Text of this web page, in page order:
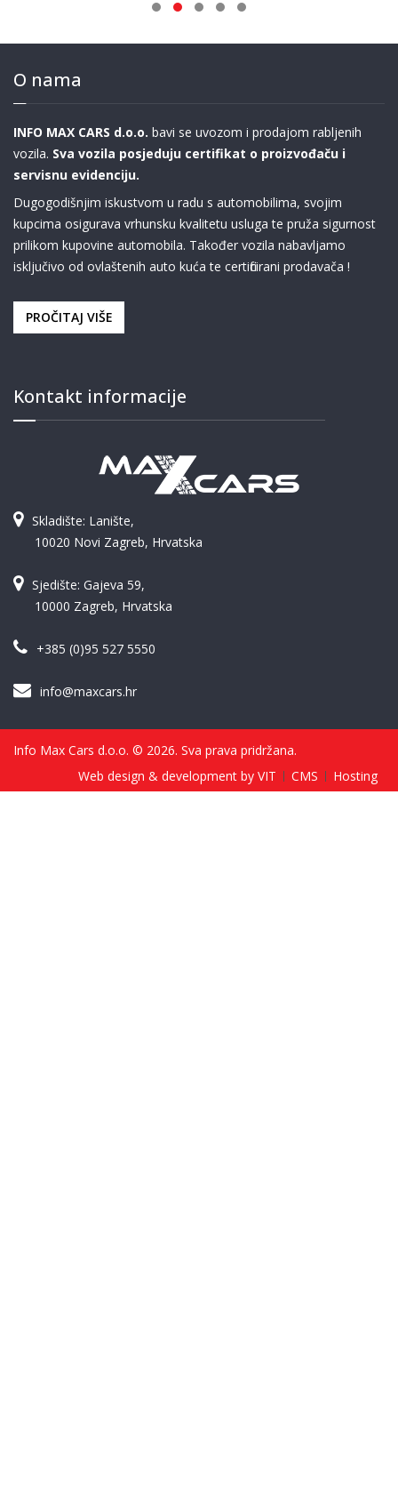
O nama
INFO MAX CARS d.o.o. bavi se uvozom i prodajom rabljenih
vozila. Sva vozila posjeduju certifikat o proizvođaču i
servisnu evidenciju.
Dugogodišnjim iskustvom u radu s automobilima, svojim
kupcima osigurava vrhunsku kvalitetu usluga te pruža sigurnost
prilikom kupovine automobila. Također vozila nabavljamo
isključivo od ovlaštenih auto kuća te certificirani prodavača !
PROČITAJ VIŠE
Kontakt informacije
Skladište: Lanište,
10020 Novi Zagreb, Hrvatska
Sjedište: Gajeva 59,
10000 Zagreb, Hrvatska
+385 (0)95 527 5550
info@maxcars.hr
Info Max Cars d.o.o. © 2026. Sva prava pridržana.
Web design & development by VIT
CMS Hosting